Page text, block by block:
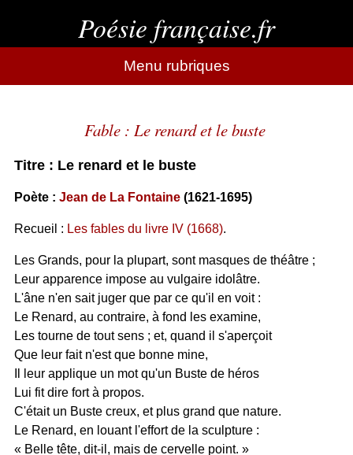
Poésie française.fr
Menu rubriques
Fable : Le renard et le buste
Titre : Le renard et le buste
Poète : Jean de La Fontaine(1621-1695)
Recueil : Les fables du livre IV (1668).
Les Grands, pour la plupart, sont masques de théâtre ;
Leur apparence impose au vulgaire idolâtre.
L'âne n'en sait juger que par ce qu'il en voit :
Le Renard, au contraire, à fond les examine,
Les tourne de tout sens ; et, quand il s'aperçoit
Que leur fait n'est que bonne mine,
Il leur applique un mot qu'un Buste de héros
Lui fit dire fort à propos.
C'était un Buste creux, et plus grand que nature.
Le Renard, en louant l'effort de la sculpture :
« Belle tête, dit-il, mais de cervelle point. »